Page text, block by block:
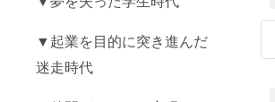
▼起業を目的に突き進んだ
迷走時代